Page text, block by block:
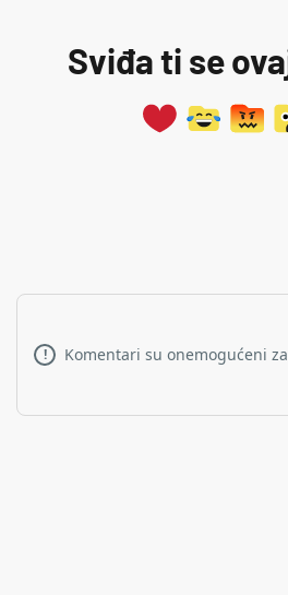
Sviđa ti se
! Komentari su onemogućeni